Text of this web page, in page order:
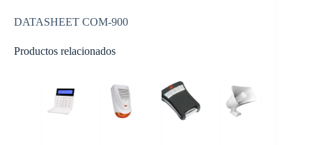
DATASHEET COM-900
Productos relacionados